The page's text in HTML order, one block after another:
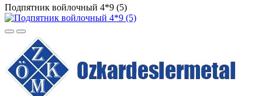
Подпятник войлочный 4*9 (5)